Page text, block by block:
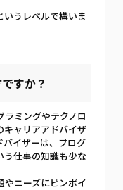
いうレベルで構いま
すか？
ラミングやテクノロ
キャリアアドバイザ
バイザーは、プログ
う仕事の知識も少な
やニーズにピンポイ